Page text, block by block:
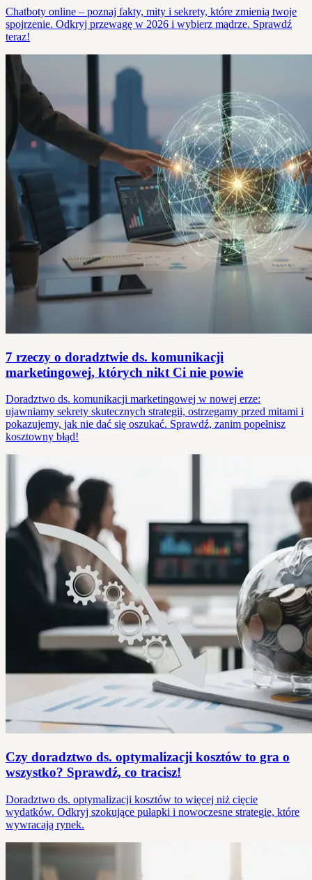
Chatboty online – poznaj fakty, mity i sekrety, które zmienią twoje
spojrzenie. Odkryj przewagę w 2026 i wybierz mądrze. Sprawdź
teraz!
7 rzeczy o doradztwie ds. komunikacji
marketingowej, których nikt Ci nie powie
Doradztwo ds. komunikacji marketingowej w nowej erze:
ujawniamy sekrety skutecznych strategii, ostrzegamy przed mitami i
pokazujemy, jak nie dać się oszukać. Sprawdź, zanim popełnisz
kosztowny błąd!
Czy doradztwo ds. optymalizacji kosztów to gra o
wszystko? Sprawdź, co tracisz!
Doradztwo ds. optymalizacji kosztów to więcej niż cięcie
wydatków. Odkryj szokujące pułapki i nowoczesne strategie, które
wywracają rynek.